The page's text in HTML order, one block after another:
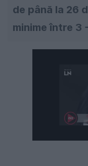
de până la 26
minime între 3